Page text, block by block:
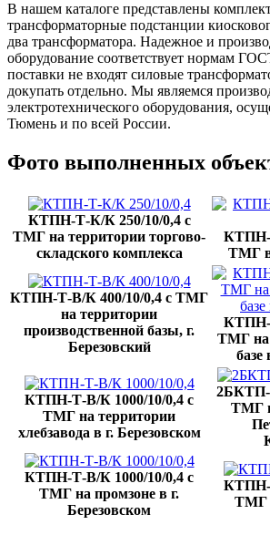
В нашем каталоге представлены
трансформаторные подстанции
два трансформатора. Надежное и
оборудование соответствует нормам
поставки не входят силовые
докупать отдельно. Мы являемся
электротехнического оборудования,
Тюмень и по всей России.
Фото выполненных
КТПН-Т-К/К 250/10/0,4 с
ТМГ на территории торгово-
складского комплекса
КТПН-
ТМГ
КТПН-Т-В/К 400/10/0,4 с ТМГ
на территории
производственной базы, г.
Березовский
КТПН-
ТМГ на
базе
КТПН-Т-В/К 1000/10/0,4 с
ТМГ на территории
хлебзавода в г. Березовском
2БКТП-
ТМГ
КТПН-Т-В/К 1000/10/0,4 с
ТМГ на промзоне в г.
Березовском
КТПН-
ТМГ